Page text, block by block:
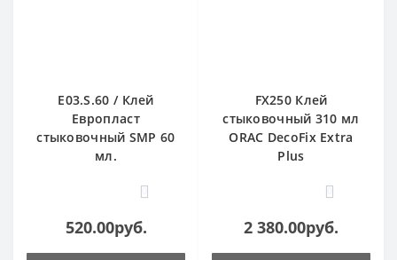
E03.S.60 / Клей
Европласт
стыковочный SMP 60
мл.
0
520.00руб.
FX250 Клей
стыковочный 310 мл
ORAC DecoFix Extra
Plus
0
2 380.00руб.